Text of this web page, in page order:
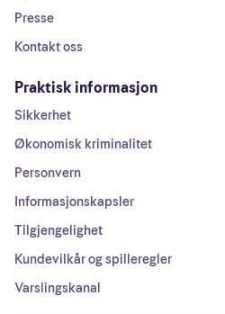
Presse
Kontakt oss
Praktisk informasjon
Sikkerhet
Økonomisk kriminalitet
Personvern
Informasjonskapsler
Tilgjengelighet
Kundevilkår og spilleregler
Varslingskanal